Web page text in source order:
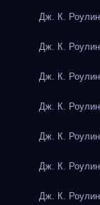
Дж. К.
Дж. К.
Дж. К.
Дж. К.
Дж. К.
Дж. К.
Дж. К.